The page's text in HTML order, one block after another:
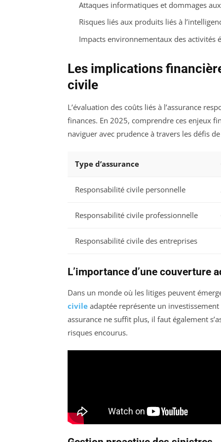
Attaques informatiques et dommages
Risques liés aux produits liés à
Impacts environnementaux des activités
Les implications
civile
L’évaluation des coûts liés à l’assurance
finances. En 2025, comprendre ces enjeux
naviguer avec prudence à travers les défis
Type d’assurance
Responsabilité civile personnelle
Responsabilité civile professionnelle
Responsabilité civile des entreprises
L’importance d’une couverture
Dans un monde où les litiges peuvent
civile adaptée représente un
assurance ne suffit plus, il faut également
risques encourus.